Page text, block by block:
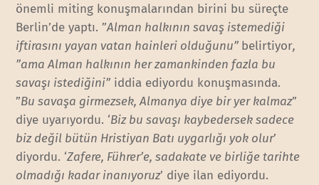
önemli miting konuşmalarından birini bu süreçte
Berlin’de yaptı. ”Alman halkının savaş istemediği
iftirasını yayan vatan hainleri olduğunu” belirtiyor,
”ama Alman halkının her zamankinden fazla bu
savaşı istediğini” iddia ediyordu konuşmasında.
”Bu savaşa girmezsek, Almanya diye bir yer kalmaz”
diye uyarıyordu. ‘Biz bu savaşı kaybedersek sadece
biz değil bütün Hristiyan Batı uygarlığı yok olur’
diyordu. ‘Zafere, Führer’e, sadakate ve birliğe tarihte
olmadığı kadar inanıyoruz’ diye ilan ediyordu.